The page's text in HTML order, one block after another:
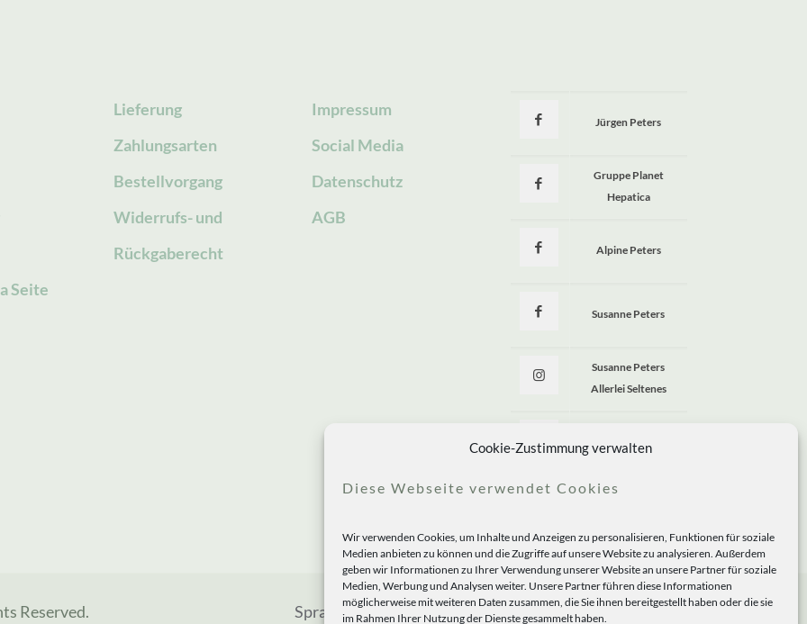
Cookie-Zustimmung verwalten
Diese Webseite verwendet Cookies
Wir verwenden Cookies, um Inhalte und Anzeigen zu personalisieren, Funktionen für soziale
Medien anbieten zu können und die Zugriffe auf unsere Website zu analysieren. Außerdem
geben wir Informationen zu Ihrer Verwendung unserer Website an unsere Partner für soziale
Medien, Werbung und Analysen weiter. Unsere Partner führen diese Informationen
möglicherweise mit weiteren Daten zusammen, die Sie ihnen bereitgestellt haben oder die sie
im Rahmen Ihrer Nutzung der Dienste gesammelt haben.
Seite
Lieferung
Zahlungsarten
Bestellvorgang
Widerrufs- und
Rückgaberecht
Impressum
Social Media
Datenschutz
AGB
Jürgen Peters
Gruppe Planet
Hepatica
Alpine Peters
Susanne Peters
Susanne Peters
Allerlei Seltenes
Allerlei Seltenes
Reserved. Sprachen